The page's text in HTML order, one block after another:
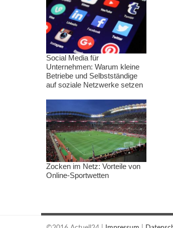
Social Media für
Unternehmen: Warum kleine
Betriebe und Selbstständige
auf soziale Netzwerke setzen
Zocken im Netz: Vorteile von
Online-Sportwetten